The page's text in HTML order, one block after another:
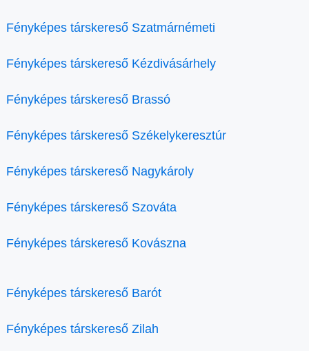
Fényképes társkereső Szatmárnémeti
Fényképes társkereső Kézdivásárhely
Fényképes társkereső Brassó
Fényképes társkereső Székelykeresztúr
Fényképes társkereső Nagykároly
Fényképes társkereső Szováta
Fényképes társkereső Kovászna
Fényképes társkereső Barót
Fényképes társkereső Zilah